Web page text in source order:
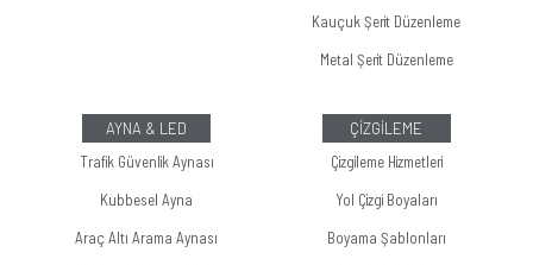
Kauçuk Şerit Düzenleme
Metal Şerit Düzenleme
AYNA & LED
Trafik Güvenlik Aynası
Kubbesel Ayna
Araç Altı Arama Aynası
ÇİZGİLEME
Çizgileme Hizmetleri
Yol Çizgi Boyaları
Boyama Şablonları